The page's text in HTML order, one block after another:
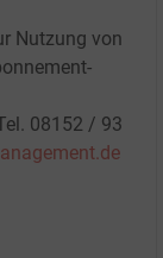
Nutzung von
08152 / 93